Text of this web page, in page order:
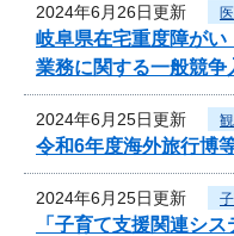
2024年6月26日更新
岐阜県在宅重度障が
業務に関する一般競争
2024年6月25日更新
令和6年度海外旅行博
2024年6月25日更新
「子育て支援関連シ